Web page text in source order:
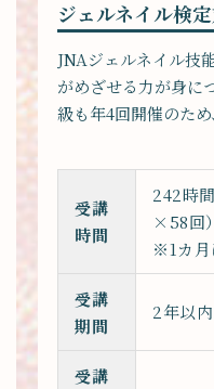
ジェルネイル検
JNAジェルネイル技
がめざせる力が身に
級も年4回開催のため
受講
時間
242時
×58回）
※1カ月
受講
期間
2年以内
受講